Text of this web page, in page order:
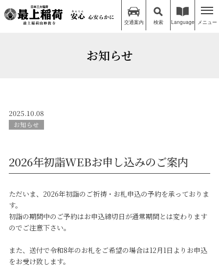
交通案内 検索 Language メニュー
お知らせ
2025.10.08
お知らせ
2026年初詣WEBお申し込みのご案内
ただいま、2026年初詣のご祈祷・お札申込の予約を承っておりま
す。
初詣の期間中のご予約はお申込締切日が通常期間とは変わります
のでご注意下さい。
また、送付で令和8年のお札をご希望の場合は12月1日よりお申込
をお受け致します。